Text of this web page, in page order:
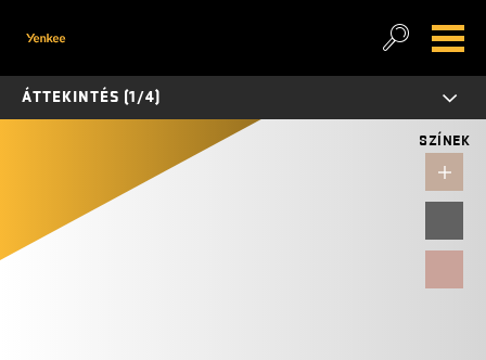
SZÍNEK
ÁTTEKINTÉS (1/4)